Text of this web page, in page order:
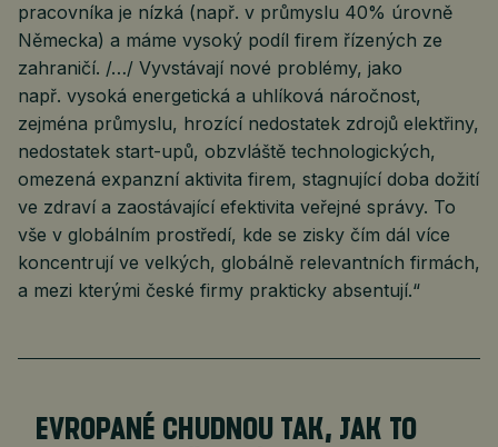
pracovníka je nízká (např. v průmyslu 40% úrovně
Německa) a máme vysoký podíl firem řízených ze
zahraničí. /…/ Vyvstávají nové problémy, jako
např. vysoká energetická a uhlíková náročnost,
zejména průmyslu, hrozící nedostatek zdrojů elektřiny,
nedostatek start-upů, obzvláště technologických,
omezená expanzní aktivita firem, stagnující doba dožití
ve zdraví a zaostávající efektivita veřejné správy. To
vše v globálním prostředí, kde se zisky čím dál více
koncentrují ve velkých, globálně relevantních firmách,
a mezi kterými české firmy prakticky absentují.“
EVROPANÉ CHUDNOU TAK, JAK TO